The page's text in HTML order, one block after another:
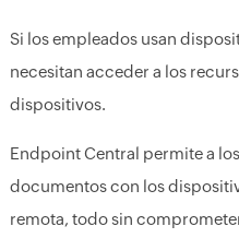
Si los empleados usan
necesitan acceder a los
dispositivos.
Endpoint Central permite a
documentos con los
remota, todo sin